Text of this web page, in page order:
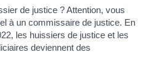
de justice ? Attention, vous
à un commissaire de justice. En
les huissiers de justice et les
deviennent des